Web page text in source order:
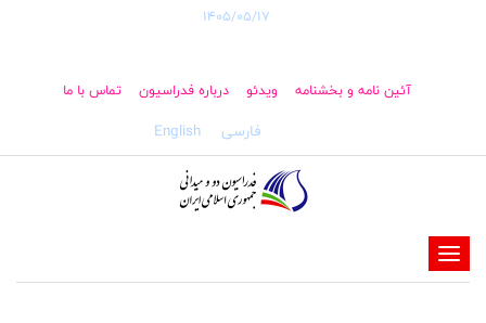
1405/05/17
آئین نامه و بخشنامه ویدئو درباره فدراسیون تماس با ما
فارسی English
-
-